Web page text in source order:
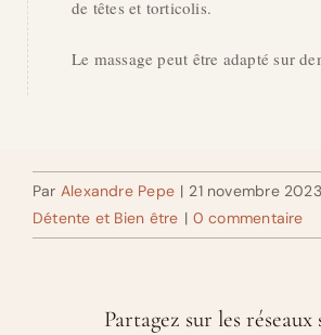
de têtes et torticolis.
Le massage peut être adapté sur
Par Alexandre Pepe | 21 novembre 2023
Détente et Bien être | 0 commentaire
Partagez sur les réseaux